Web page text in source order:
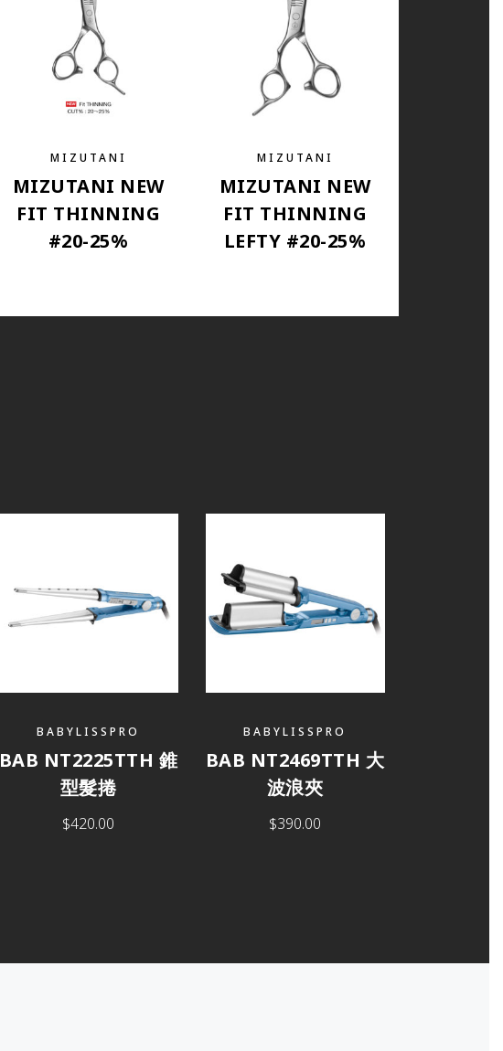
MIZUTANI
MIZUTANI NEW
FIT THINNING
#20-25%
MIZUTANI
MIZUTANI NEW
FIT THINNING
LEFTY #20-25%
BABYLISSPRO
BAB NT2225TTH 錐
型髮捲
$420.00
BABYLISSPRO
BAB NT2469TTH 大
波浪夾
$390.00